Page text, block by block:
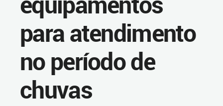
para atendimento
no período de
chuvas